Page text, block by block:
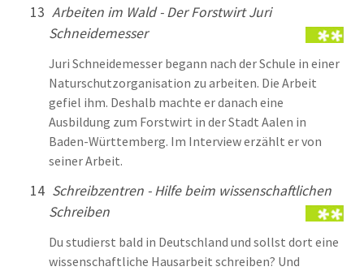
13 Arbeiten im Wald - Der Forstwirt Juri
Schneidemesser
Juri Schneidemesser begann nach der Schule in einer
Naturschutzorganisation zu arbeiten. Die Arbeit
gefiel ihm. Deshalb machte er danach eine
Ausbildung zum Forstwirt in der Stadt Aalen in
Baden-Württemberg. Im Interview erzählt er von
seiner Arbeit.
14 Schreibzentren - Hilfe beim wissenschaftlichen
Schreiben
Du studierst bald in Deutschland und sollst dort eine
wissenschaftliche Hausarbeit schreiben? Und